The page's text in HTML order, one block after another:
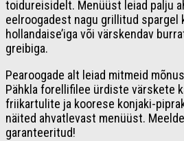
toidureisidelt. Menüüst leiad palju
eelroogadest nagu grillitud spargel
hollandaise’iga või värskendav
greibiga.
Pearoogade alt leiad mitmeid
Pähkla forellifilee ürdiste värskete
friikartulite ja koorese konjaki-
näited ahvatlevast menüüst.
garanteeritud!